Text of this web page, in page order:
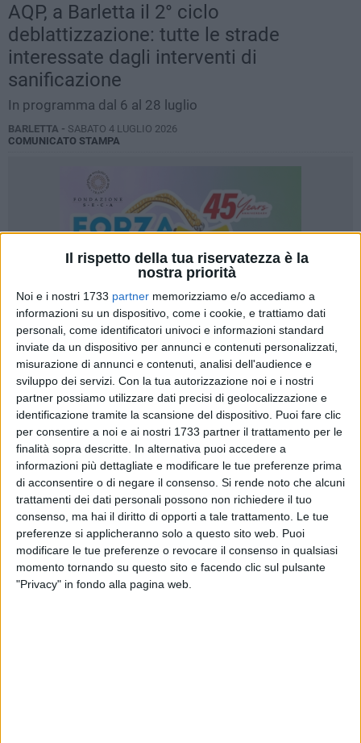
Il rispetto della tua riservatezza è la
nostra priorità
Noi e i nostri 1733 partner memorizziamo e/o accediamo a
informazioni su un dispositivo, come i cookie, e trattiamo dati
personali, come identificatori univoci e informazioni standard
inviate da un dispositivo per annunci e contenuti personalizzati,
misurazione di annunci e contenuti, analisi dell'audience e
sviluppo dei servizi. Con la tua autorizzazione noi e i nostri
partner possiamo utilizzare dati precisi di geolocalizzazione e
identificazione tramite la scansione del dispositivo. Puoi fare clic
per consentire a noi e ai nostri 1733 partner il trattamento per le
finalità sopra descritte. In alternativa puoi accedere a
informazioni più dettagliate e modificare le tue preferenze prima
di acconsentire o di negare il consenso. Si rende noto che alcuni
trattamenti dei dati personali possono non richiedere il tuo
consenso, ma hai il diritto di opporti a tale trattamento. Le tue
preferenze si applicheranno solo a questo sito web. Puoi
modificare le tue preferenze o revocare il consenso in qualsiasi
momento tornando su questo sito e facendo clic sul pulsante
"Privacy" in fondo alla pagina web.
AQP, a Barletta il 2° ciclo
deblattizzazione: tutte le strade
interessate dagli interventi di
sanificazione
In programma dal 6 al 28 luglio
BARLETTA - SABATO 4 LUGLIO 2026
COMUNICATO STAMPA
Il Sindaco di Barletta, Cosimo Cannito, comunica che
l'Acquedotto Pugliese S.p.A., tramite l'impresa appaltatrice
del servizio, la ATI "Cooperativa Giovanni XXIII", effettuerà
dal 6 al 28 luglio 2026 il 2° ciclo di deblattizzazione, con i
relativi trattamenti di sanificazione e lavaggio della rete di
fognatura nera e di quella a cosiddetto "sistema misto".